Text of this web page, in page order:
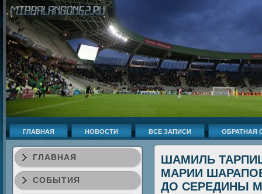
ГЛАВНАЯ НОВОСТИ ВСЕ ЗАПИСИ ОБРАТНАЯ
ГЛАВНАЯ
СОБЫТИЯ
ШАМИЛЬ
МАРИИ
ДО СЕРЕДИНЫ